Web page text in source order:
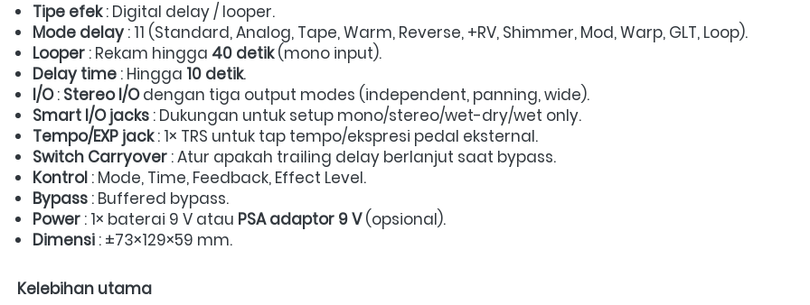
Tipe efek : Digital delay / looper.
Mode delay : 11 (Standard, Analog, Tape, Warm, Reverse, +RV, Shimmer, Mod, Warp, GLT, Loop).
Looper : Rekam hingga 40 detik (mono input).
Delay time : Hingga 10 detik.
I/O : Stereo I/O dengan tiga output modes (independent, panning, wide).
Smart I/O jacks : Dukungan untuk setup mono/stereo/wet-dry/wet only.
Tempo/EXP jack : 1× TRS untuk tap tempo/ekspresi pedal eksternal.
Switch Carryover : Atur apakah trailing delay berlanjut saat bypass.
Kontrol : Mode, Time, Feedback, Effect Level.
Bypass : Buffered bypass.
Power : 1× baterai 9 V atau PSA adaptor 9 V (opsional).
Dimensi : ±73×129×59 mm.
Kelebihan utama